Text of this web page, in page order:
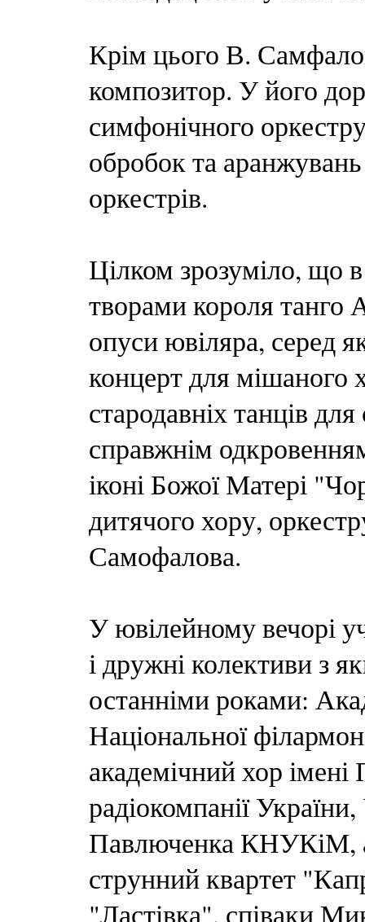
Крім цього В.
композитор. У його
симфонічного
обробок та
оркестрів.
Цілком зрозуміло, що
творами короля танго
опуси ювіляра, серед
концерт для
стародавніх танців
справжнім
іконі Божої Матері
дитячого хору,
Самофалова.
У ювілейному вечорі
і дружні колективи з
останніми роками:
Національної
академічний хор
радіокомпанії
Павлюченка КНУКіМ,
струнний квартет
"Ластівка", співаки